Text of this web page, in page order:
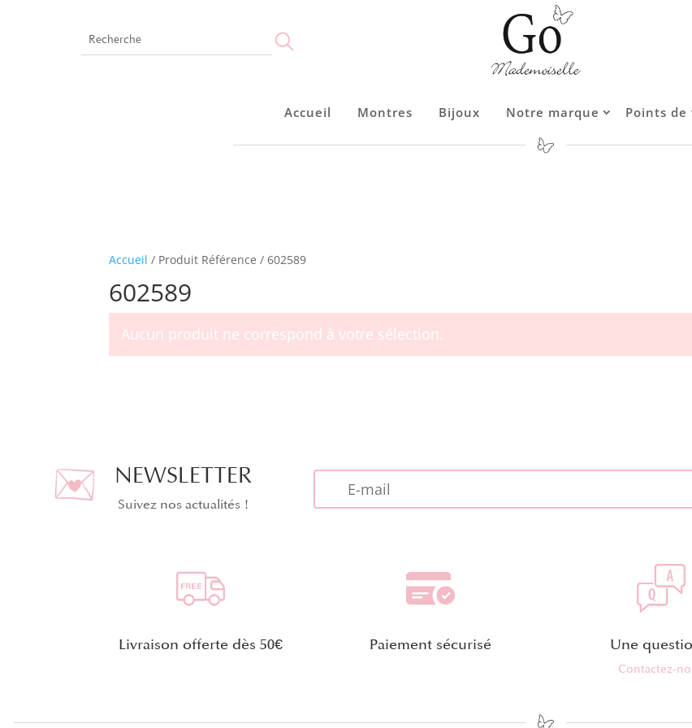
Accueil Montres Bijoux Notre marque Points de
Accueil / Produit Référence / 602589
602589
Aucun produit ne correspond à votre sélection.
NEWSLETTER
Suivez nos actualités !
Livraison offerte dès 50€ Paiement sécurisé Une
Contactez-